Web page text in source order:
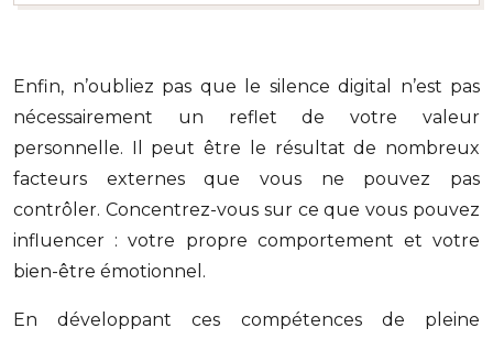
Enfin, n’oubliez pas que le silence digital n’est pas
nécessairement un reflet de votre valeur
personnelle. Il peut être le résultat de nombreux
facteurs externes que vous ne pouvez pas
contrôler. Concentrez-vous sur ce que vous pouvez
influencer : votre propre comportement et votre
bien-être émotionnel.
En développant ces compétences de pleine